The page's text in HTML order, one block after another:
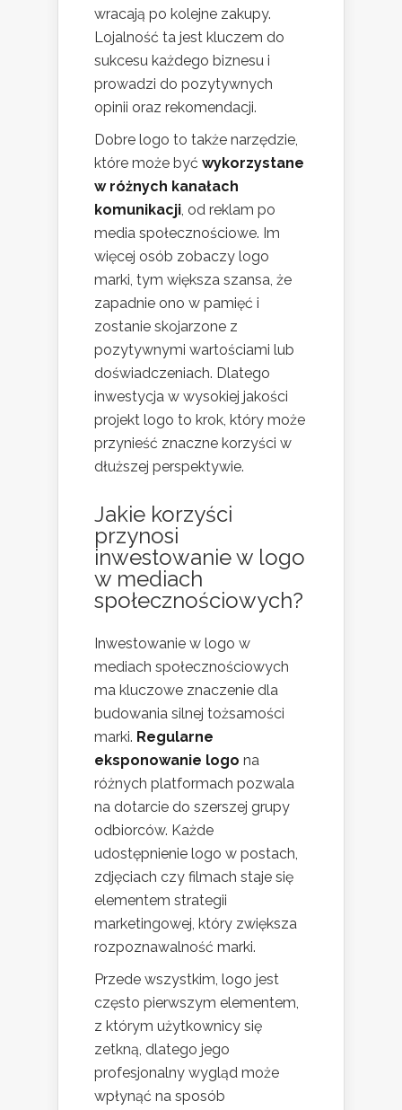
wracają po kolejne zakupy.
Lojalność ta jest kluczem do
sukcesu każdego biznesu i
prowadzi do pozytywnych
opinii oraz rekomendacji.
Dobre logo to także narzędzie,
które może być wykorzystane
w różnych kanałach
komunikacji , od reklam po
media społecznościowe. Im
więcej osób zobaczy logo
marki, tym większa szansa, że
zapadnie ono w pamięć i
zostanie skojarzone z
pozytywnymi wartościami lub
doświadczeniach. Dlatego
inwestycja w wysokiej jakości
projekt logo to krok, który może
przynieść znaczne korzyści w
dłuższej perspektywie.
Jakie korzyści
przynosi
inwestowanie w logo
w mediach
społecznościowych?
Inwestowanie w logo w
mediach społecznościowych
ma kluczowe znaczenie dla
budowania silnej tożsamości
marki. Regularne
eksponowanie logo na
różnych platformach pozwala
na dotarcie do szerszej grupy
odbiorców. Każde
udostępnienie logo w postach,
zdjęciach czy filmach staje się
elementem strategii
marketingowej, który zwiększa
rozpoznawalność marki.
Przede wszystkim, logo jest
często pierwszym elementem,
z którym użytkownicy się
zetkną, dlatego jego
profesjonalny wygląd może
wpłynąć na sposób